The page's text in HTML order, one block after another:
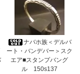
ナバホ族＜デルバ
ート・バンデバー＞スク
エア■スタンプバング
ル 150s137